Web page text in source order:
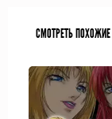
СМОТРЕТЬ ПОХОЖИЕ